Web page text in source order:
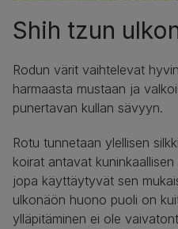
Shih tzun
Rodun värit vaihtelevat
harmaasta mustaan ja
punertavan kullan sävyyn.
Rotu tunnetaan ylellisen
koirat antavat
jopa käyttäytyvät sen
ulkonäön huono puoli on
ylläpitäminen ei ole